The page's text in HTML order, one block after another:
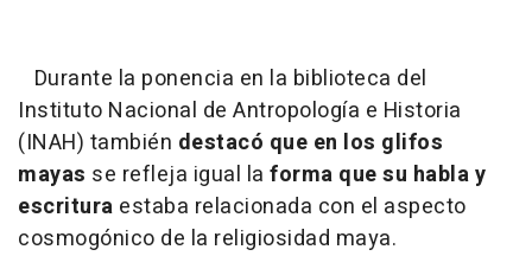
Durante la ponencia en la biblioteca del
Instituto Nacional de Antropología e Historia
(INAH) también destacó que en los glifos
mayas se refleja igual la forma que su habla y
escritura estaba relacionada con el aspecto
cosmogónico de la religiosidad maya.